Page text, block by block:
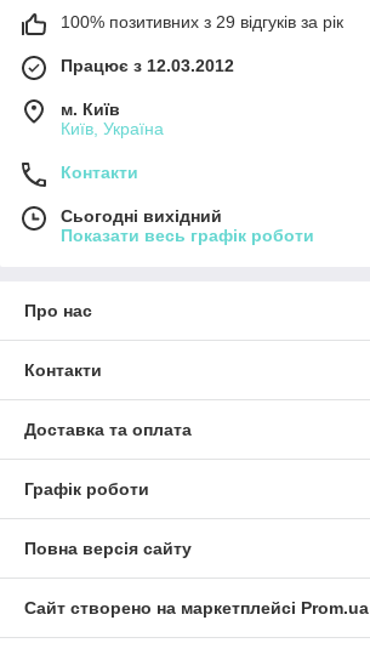
100% позитивних з 29 відгуків за рік
Працює з 12.03.2012
м. Київ
Київ, Україна
Контакти
Сьогодні вихідний
Показати весь графік роботи
Про нас
Контакти
Доставка та оплата
Графік роботи
Повна версія сайту
Сайт створено на маркетплейсі Prom.ua